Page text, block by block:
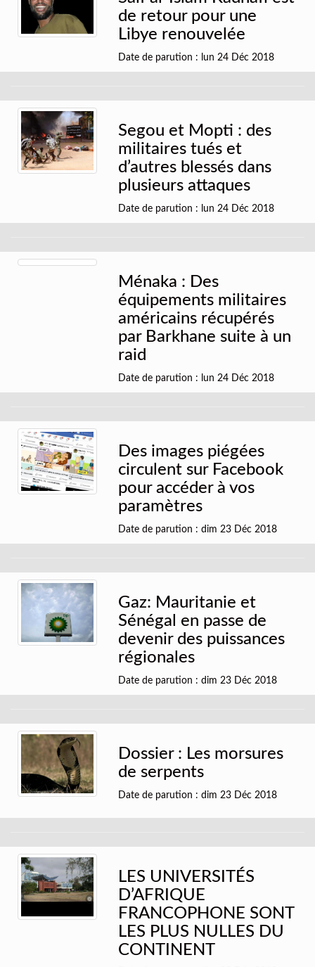
de retour pour une
Libye renouvelée
Date de parution : lun 24 Déc 2018
Segou et Mopti : des
militaires tués et
d’autres blessés dans
plusieurs attaques
Date de parution : lun 24 Déc 2018
Ménaka : Des
équipements militaires
américains récupérés
par Barkhane suite à un
raid
Date de parution : lun 24 Déc 2018
Des images piégées
circulent sur Facebook
pour accéder à vos
paramètres
Date de parution : dim 23 Déc 2018
Gaz: Mauritanie et
Sénégal en passe de
devenir des puissances
régionales
Date de parution : dim 23 Déc 2018
Dossier : Les morsures
de serpents
Date de parution : dim 23 Déc 2018
LES UNIVERSITÉS
D’AFRIQUE
FRANCOPHONE SONT
LES PLUS NULLES DU
CONTINENT